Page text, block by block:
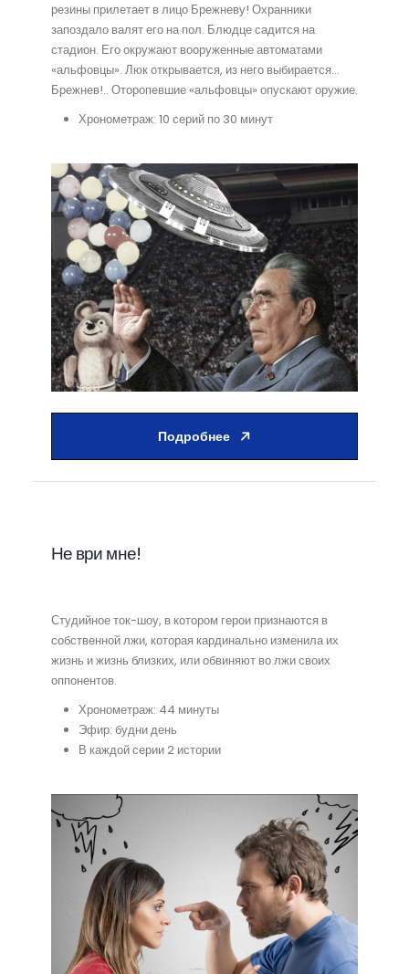
Подробнее
резины прилетает в лицо Брежневу! Охранники
запоздало валят его на пол. Блюдце садится на
стадион. Его окружают вооруженные автоматами
«альфовцы». Люк открывается, из него выбирается…
Брежнев!.. Оторопевшие «альфовцы» опускают оружие.
Хронометраж: 10 серий по 30 минут
Не ври мне!
Студийное ток-шоу, в котором герои признаются в
собственной лжи, которая кардинально изменила их
жизнь и жизнь близких, или обвиняют во лжи своих
оппонентов.
Хронометраж: 44 минуты
Эфир: будни день
В каждой серии 2 истории